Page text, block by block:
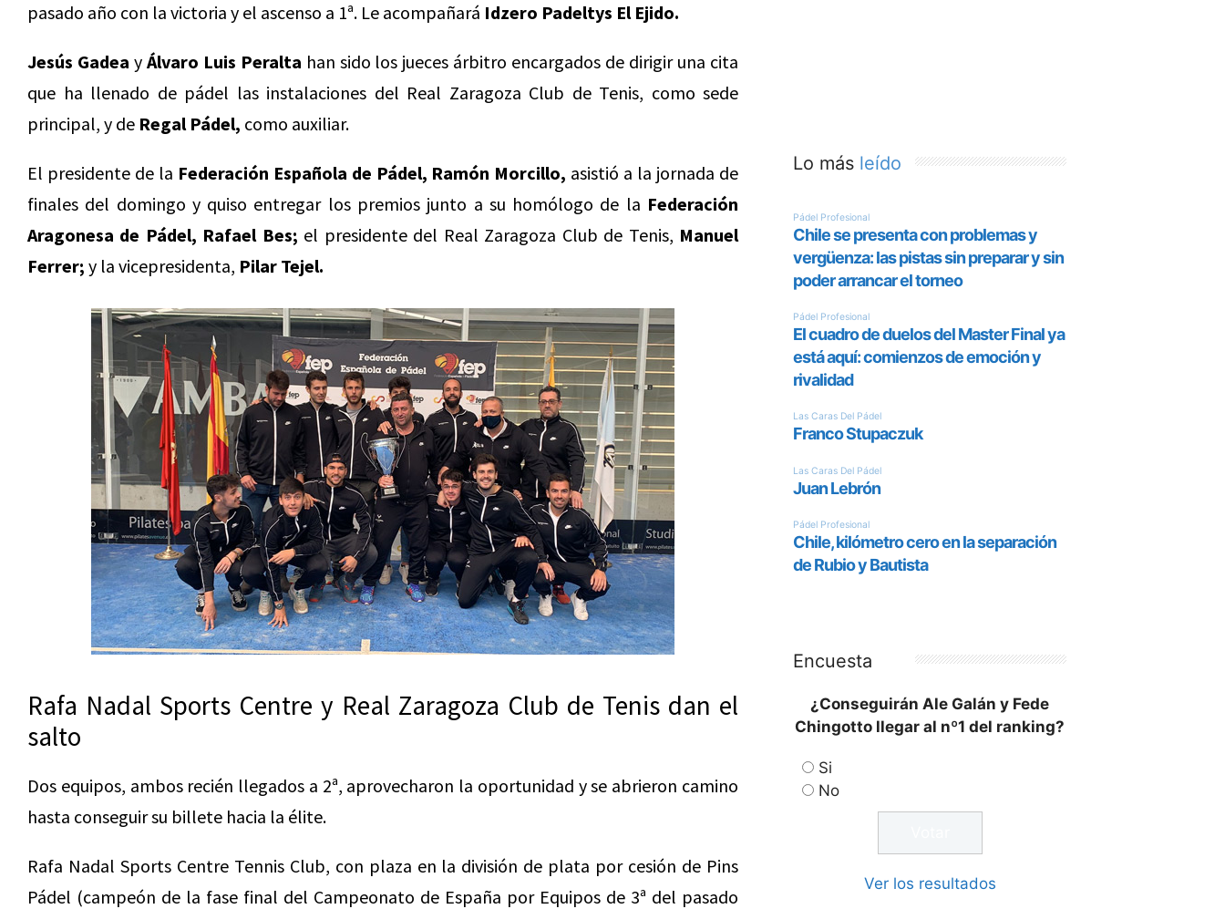
pasado año con la victoria y el ascenso a 1ª. Le acompañará Idzero Padeltys El Ejido.
Jesús Gadea y Álvaro Luis Peralta han sido los jueces árbitro encargados de dirigir una cita
que ha llenado de pádel las instalaciones del Real Zaragoza Club de Tenis, como sede
principal, y de Regal Pádel, como auxiliar.
El presidente de la Federación Española de Pádel, Ramón Morcillo, asistió a la jornada de
finales del domingo y quiso entregar los premios junto a su homólogo de la Federación
Aragonesa de Pádel, Rafael Bes; el presidente del Real Zaragoza Club de Tenis, Manuel
Ferrer; y la vicepresidenta, Pilar Tejel.
Rafa Nadal Sports Centre y Real Zaragoza Club de Tenis dan el
salto
Dos equipos, ambos recién llegados a 2ª, aprovecharon la oportunidad y se abrieron camino
hasta conseguir su billete hacia la élite.
Rafa Nadal Sports Centre Tennis Club, con plaza en la división de plata por cesión de Pins
Pádel (campeón de la fase final del Campeonato de España por Equipos de 3ª del pasado
Lo más leído
Encuesta
¿Conseguirán Ale Galán y Fede
Chingotto llegar al nº1 del ranking?
Si
No
Ver los resultados